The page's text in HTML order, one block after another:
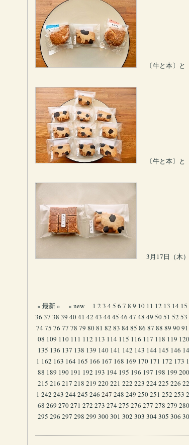
〔牛と本〕
〔牛と本〕
3月17日（木
« 最新 » « new 1 2 3 4 5 6 7 8 9 10 11 12 13 14 15
36 37 38 39 4041 42 43 44 45 46 47 48 49 5051 52 53
74 75 76 77 78 79 8081 82 83 84 85 86 87 88 89 9091
08 109 110 111 112 113 114 115 116 117 118 119 120
135 136 137 138 139 140 141 142 143 144 145 146
1 162 163 164 165 166 167 168 169 170 171 172 173
88 189 190 191 192 193 194 195 196 197 198 199 200
215 216 217 218 219 220221 222 223 224 225 226
1 242 243 244 245 246 247 248 249 250251 252 253
68 269 270271 272 273 274 275 276 277 278 279 280
295 296 297 298 299 300301 302 303 304 305 306